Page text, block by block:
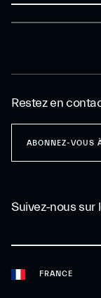
FRANCE
Suivez-nous sur
Restez en
ABONNEZ-VOUS